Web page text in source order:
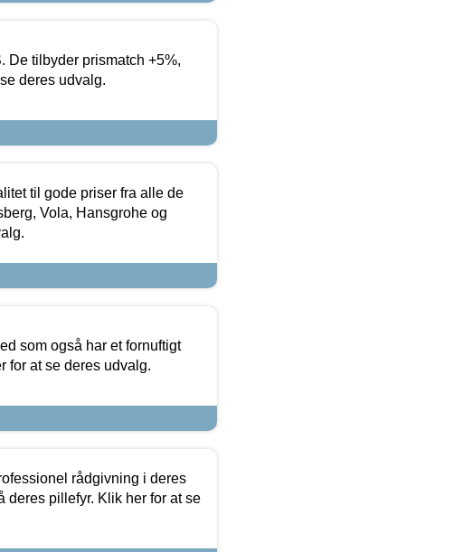
De tilbyder prismatch +5%,
deres udvalg.
til gode priser fra alle de
Vola, Hansgrohe og
som også har et fornuftigt
for at se deres udvalg.
rådgivning i deres
pillefyr. Klik her for at se